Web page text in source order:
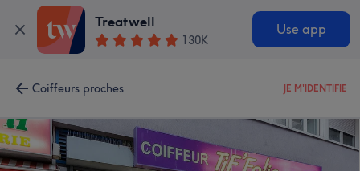
Treatwell
130K
Use app
Coiffeurs proches JE M'IDENTIFIE